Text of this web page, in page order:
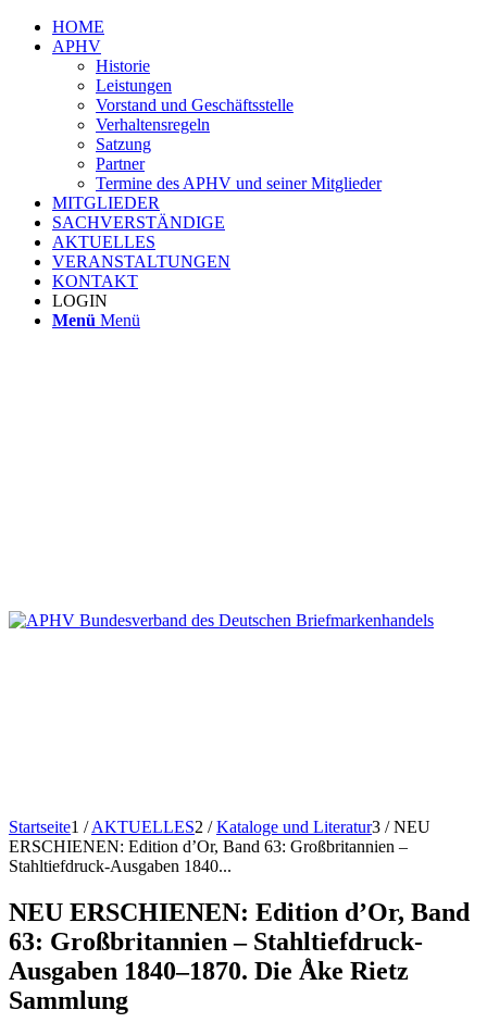
HOME
APHV
Historie
Leistungen
Vorstand und Geschäftsstelle
Verhaltensregeln
Satzung
Partner
Termine des APHV und seiner Mitglieder
MITGLIEDER
SACHVERSTÄNDIGE
AKTUELLES
VERANSTALTUNGEN
KONTAKT
LOGIN
Menü Menü
Startseite1 / AKTUELLES2 / Kataloge und Literatur3 / NEU
ERSCHIENEN: Edition d’Or, Band 63: Großbritannien –
Stahltiefdruck-Ausgaben 1840...
NEU ERSCHIENEN: Edition d’Or, Band
63: Großbritannien – Stahltiefdruck-
Ausgaben 1840–1870. Die Åke Rietz
Sammlung